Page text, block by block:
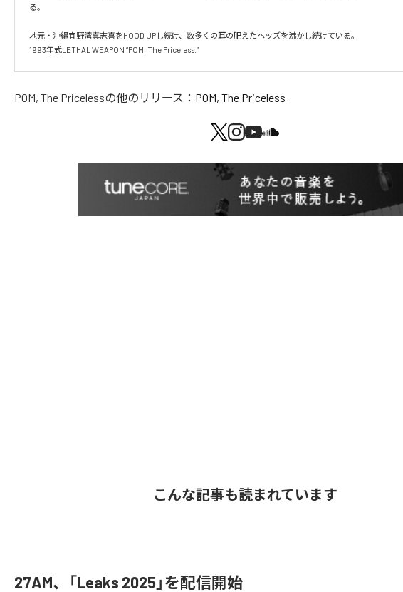
る。
地元・沖縄宜野湾真志喜をHOOD UPし続け、数多くの耳の肥えたヘッズを沸かし続けている。
1993年式LETHAL WEAPON “POM, The Priceless.”
POM, The Pricelessの他のリリース： POM, The Priceless
こんな記事も読まれています
27AM、「Leaks 2025」を配信開始